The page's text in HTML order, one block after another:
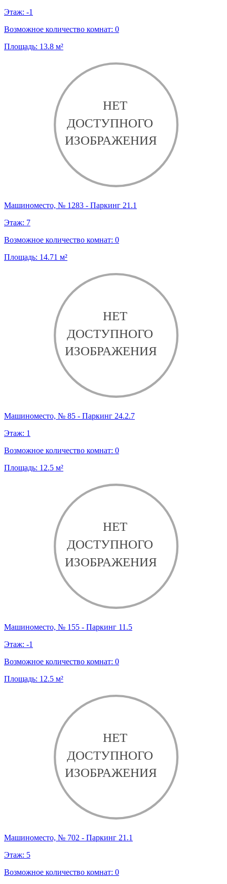
Этаж: -1
Возможное количество комнат: 0
Площадь: 13.8 м²
Машиноместо, № 1283 - Паркинг 21.1
Этаж: 7
Возможное количество комнат: 0
Площадь: 14.71 м²
Машиноместо, № 85 - Паркинг 24.2.7
Этаж: 1
Возможное количество комнат: 0
Площадь: 12.5 м²
Машиноместо, № 155 - Паркинг 11.5
Этаж: -1
Возможное количество комнат: 0
Площадь: 12.5 м²
Машиноместо, № 702 - Паркинг 21.1
Этаж: 5
Возможное количество комнат: 0